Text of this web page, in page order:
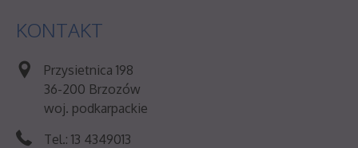
KONTAKT
Przysietnica 198
36-200 Brzozów
woj. podkarpackie
Tel.: 13 4349013